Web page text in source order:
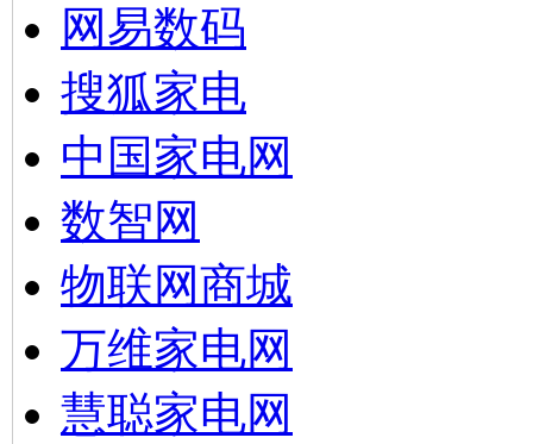
网易数码
搜狐家电
中国家电网
数智网
物联网商城
万维家电网
慧聪家电网